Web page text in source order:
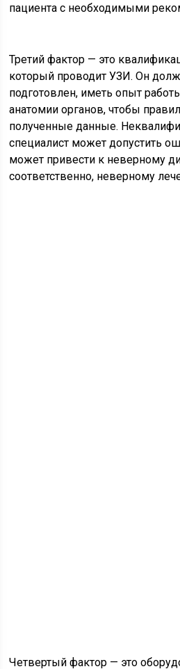
пациента с необходимыми
Третий фактор — это
который проводит УЗИ. Он
подготовлен, иметь опыт
анатомии органов, чтобы
полученные данные.
специалист может допустить
может привести к неверному
соответственно, неверному
Четвертый фактор — это